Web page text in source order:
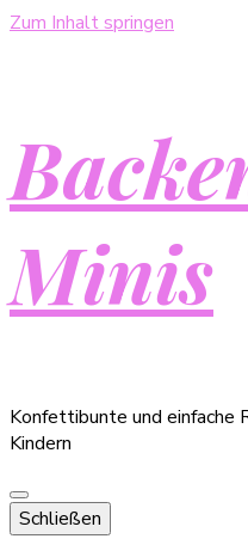
Zum Inhalt springen
Minis
Konfettibunte und einfache
Kindern
Schließen